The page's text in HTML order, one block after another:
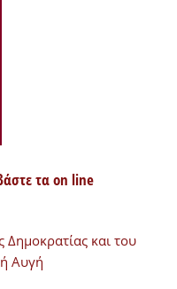
τα on line
Δημοκρατίας και του
Αυγή